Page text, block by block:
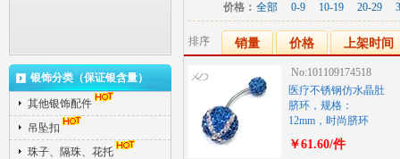
银饰分类（保证银含量）
其他银饰配件
吊坠扣
珠子、隔珠、花托
价格： 全部 0-9 10-19 20-29
排序 销量 价格 上架时间
No:101109174518
医疗不锈钢仿水晶肚
脐环，规格：
12mm，时尚脐环
￥61.60/件